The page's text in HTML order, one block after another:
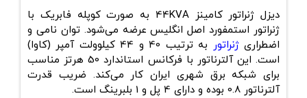
دیزل ژنراتور کامینز 44KVA به صورت کوپله فابریک با
ژنراتور استمفورد اصل انگلیس عرضه می‌شود. توان نامی و
اضطراریژنراتور
به ترتیب 40 و 44 کیلوولت آمپر (کاوا)
است. این آلترناتور با فرکانس استاندارد 50 هرتز مناسب
برای شبکه برق شهری ایران کار می‌کند. ضریب قدرت
آلترناتور 0.8 بوده و دارای 4 پل و 1 بلبرینگ است.